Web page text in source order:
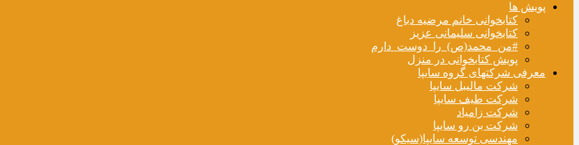
پویش ها
کتابخوانی خانم مرضیه دباغ
کتابخوانی سلیمانی عزیز
#من_محمد(ص)_را_دوست_دارم
پویش کتابخوانی در منزل
معرفی شرکتهای گروه سایپا
شرکت مالیبل سایپا
شرکت طیف سایپا
شرکت زامیاد
شرکت بن رو سایپا
مهندسی توسعه سایپا(سیکو)